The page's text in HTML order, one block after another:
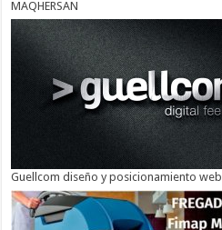
MAQHERSAN
Guellcom diseño y posicionamiento web